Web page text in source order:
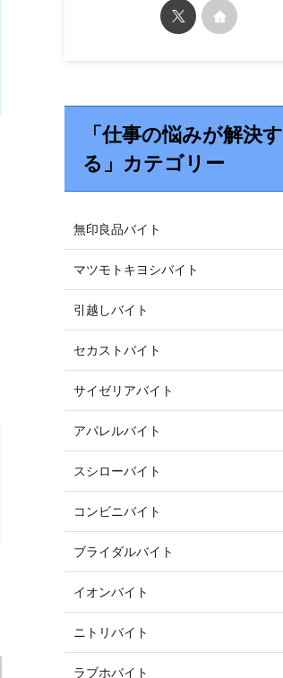
「仕事の悩みが解決す
る」カテゴリー
無印良品バイト
マツモトキヨシバイト
引越しバイト
セカストバイト
サイゼリアバイト
アパレルバイト
スシローバイト
コンビニバイト
ブライダルバイト
イオンバイト
ニトリバイト
ラブホバイト